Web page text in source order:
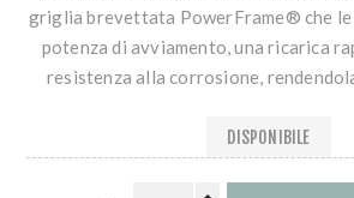
griglia brevettata PowerFrame® che
potenza di avviamento, una ricarica
resistenza alla corrosione,
DISPONIBILE